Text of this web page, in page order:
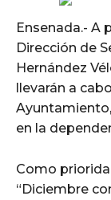
Ensenada.- A
Dirección de
Hernández
llevarán a
en la
Como
“Diciembre